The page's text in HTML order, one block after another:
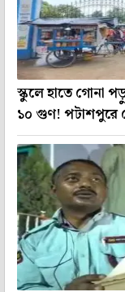
স্কুলে হাতে গোনা
১০ গুণ! পটাশপুরে